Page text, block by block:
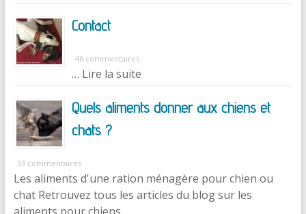
Contact
46 commentaires
… Lire la suite
Quels aliments donner aux chiens et
chats ?
33 commentaires
Les aliments d'une ration ménagère pour chien ou
chat Retrouvez tous les articles du blog sur les
aliments pour chiens …